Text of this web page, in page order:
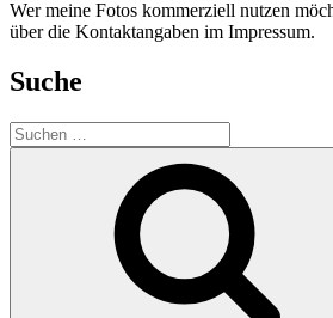
Wer meine Fotos kommerziell nutzen
über die Kontaktangaben im Impressum.
Suche
Suche
nach: